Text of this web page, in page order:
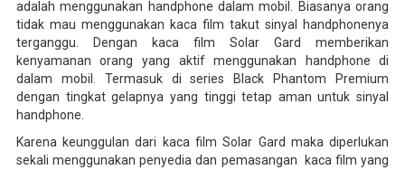
adalah menggunakan handphone dalam mobil. Biasanya orang
tidak mau menggunakan kaca film takut sinyal handphonenya
terganggu. Dengan kaca film Solar Gard memberikan
kenyamanan orang yang aktif menggunakan handphone di
dalam mobil. Termasuk di series Black Phantom Premium
dengan tingkat gelapnya yang tinggi tetap aman untuk sinyal
handphone.
Karena keunggulan dari kaca film Solar Gard maka diperlukan
sekali menggunakan penyedia dan pemasangan kaca film yang